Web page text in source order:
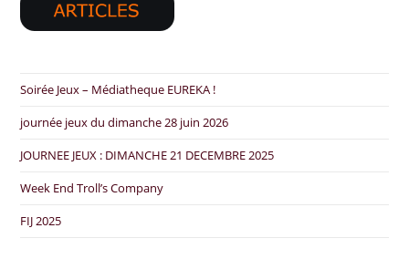
Soirée Jeux – Médiatheque EUREKA !
journée jeux du dimanche 28 juin 2026
JOURNEE JEUX : DIMANCHE 21 DECEMBRE 2025
Week End Troll’s Company
FIJ 2025